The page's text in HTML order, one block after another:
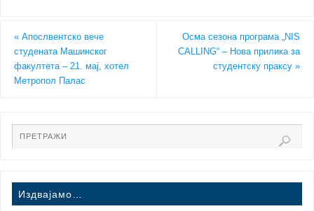
«Апослвентско вече
студената Машинског
факултета – 21. мај, хотел
Метропол Палас
Осма сезона програма „NIS
CALLING“ – Нова прилика за
студентску праксу»
Издвајамо…